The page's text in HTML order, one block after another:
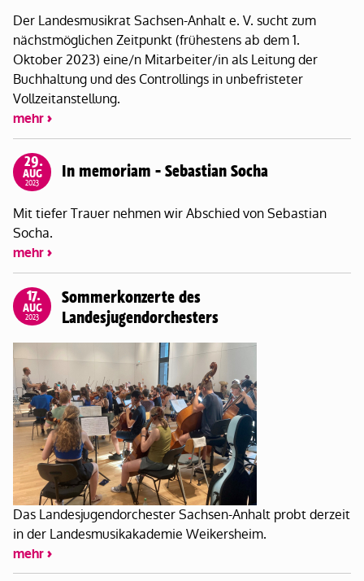
Der Landesmusikrat Sachsen-Anhalt e. V. sucht zum
nächstmöglichen Zeitpunkt (frühestens ab dem 1.
Oktober 2023) eine/n Mitarbeiter/in als Leitung der
Buchhaltung und des Controllings in unbefristeter
Vollzeitanstellung.
mehr
29.
AUG
2023 In memoriam - Sebastian Socha
Mit tiefer Trauer nehmen wir Abschied von Sebastian
Socha.
mehr
17.
AUG
2023
Sommerkonzerte des
Landesjugendorchesters
Das Landesjugendorchester Sachsen-Anhalt probt derzeit
in der Landesmusikakademie Weikersheim.
mehr